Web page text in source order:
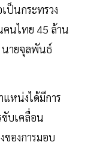
ป็นกระทรวง
คนไทย 45 ล้าน
นายจุลพันธ์
แหน่งได้มีการ
บเคลื่อน
ของการมอบ